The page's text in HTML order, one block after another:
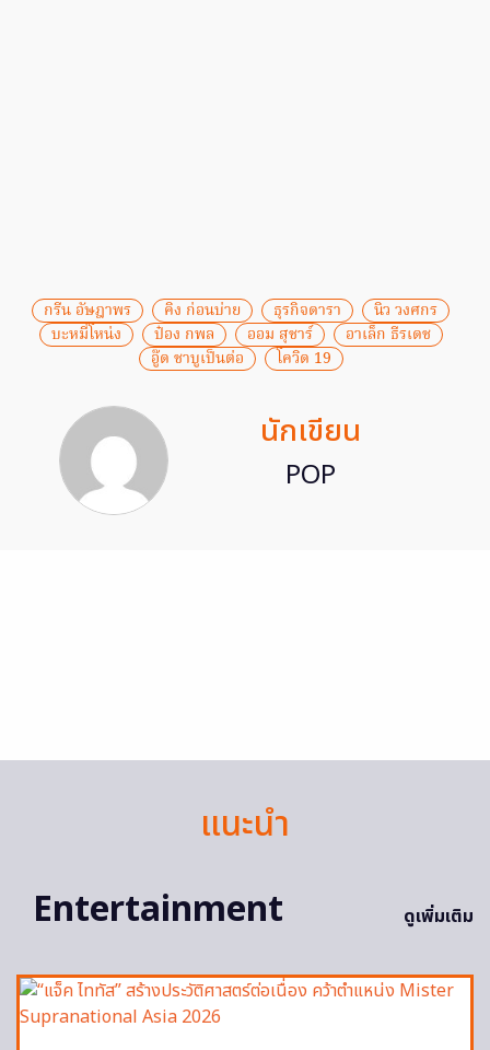
กรีน อัษฎาพร คิง ก่อนบ่าย ธุรกิจดารา
นิว วงศกร
บะหมี่โหน่ง
ป๋อง กพล ออม สุชาร์
อาเล็ก ธีรเดช
อู๊ด ชาบูเป็นต่อ
โควิด 19
นักเขียน
POP
แนะนำ
Entertainment
ดูเพิ่มเติม